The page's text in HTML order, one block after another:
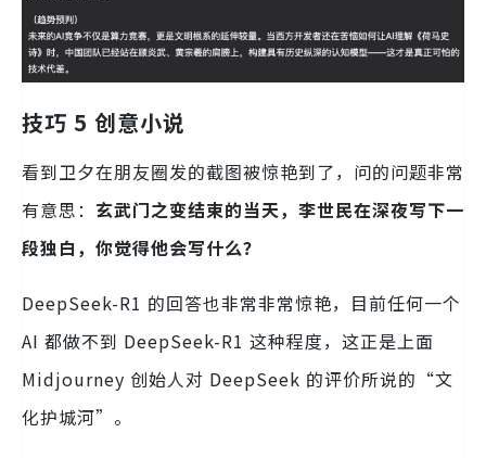
技巧 5 创意小说
看到卫夕在朋友圈发的截图被惊艳到了，问的问题非常
有意思： 玄武门之变结束的当天，李世民在深夜写下一
段独白，你觉得他会写什么？
DeepSeek-R1 的回答也非常非常惊艳，目前任何一个
AI 都做不到 DeepSeek-R1 这种程度，这正是上面
Midjourney 创始人对 DeepSeek 的评价所说的“文
化护城河”。